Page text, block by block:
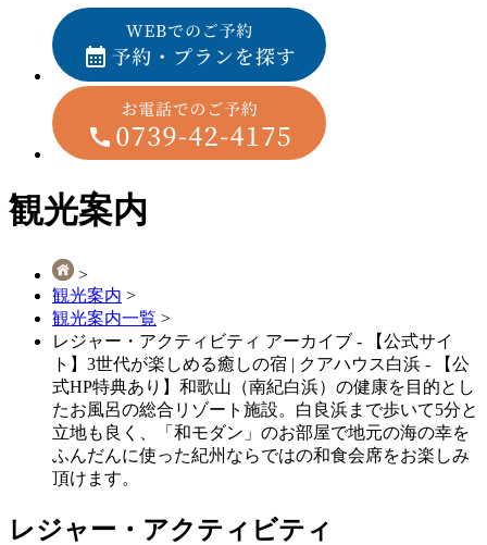
観光案内
>
観光案内 >
観光案内一覧 >
レジャー・アクティビティ アーカイブ - 【公式サイ
ト】3世代が楽しめる癒しの宿 | クアハウス白浜 - 【公
式HP特典あり】和歌山（南紀白浜）の健康を⽬的とし
たお⾵呂の総合リゾート施設。白良浜まで歩いて5分と
立地も良く、「和モダン」のお部屋で地元の海の幸を
ふんだんに使った紀州ならではの和⾷会席をお楽しみ
頂けます。
レジャー・アクティビティ